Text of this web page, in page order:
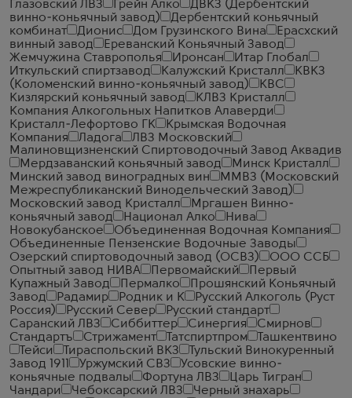
Глазовский ЛВЗ
Грейн Алко
ДВКЗ (Дербентский
винно-коньячный завод)
Дербентский коньячный
комбинат
Дионис Дом Грузинского Вина
Ерасхский
винный завод
Ереванский Коньячный Завод
Жемчужина Ставрополья
Иронсан
Итар Глобал
Иткульский спиртзавод
Калужский Кристалл
КВКЗ
(Коломенский винно-коньячный завод)
КВС
Кизлярский коньячный завод
КЛВЗ Кристалл
Компания Алкогольных Напитков Алаверди
Кристалл-Лефортово ГК
Крымская Водочная
Компания
Ладога
ЛВЗ Московский
Малиновщизненский Спиртоводочный Завод Аквадив
Мердзаванский коньячный завод
Минск Кристалл
Минский завод виноградных вин
ММВЗ (Московский
Межреспубликанский Винодельческий Завод)
Московский завод Кристалл
Мргашен Винно-
коньячный завод
Национал Алко
Нива
Новокубанское
Объединенная Водочная Компания
Объединенные Пензенские Водочные Заводы
Озерский спиртоводочный завод (ОСВЗ)
ООО ССБ
Опытный завод НИВА
Первомайский
Первый
Купажный Завод
Пермалко
Прошянский Коньячный
Завод
Радамир Родник и К
Русский Алкоголь (Руст
Россия)
Русский Север
Русский стандарт
Саранский ЛВЗ
Сиббиттер Синергия
Смирнов
Стандартъ
Стрижамент Татспиртпром
Ташкентвино
Тейси
Тираспольский ВКЗ
Тульский Винокуренный
Завод 1911
Уржумский СВЗ
Усовские винно-
коньячные подвалы
Фортуна ЛВЗ
Царь Тигран
Чандари
Чебоксарский ЛВЗ
Черный знахарь